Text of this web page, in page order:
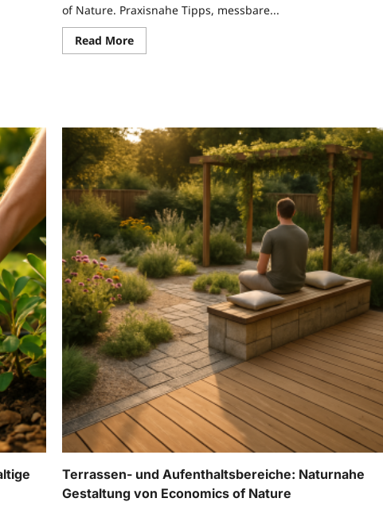
of Nature. Praxisnahe Tipps, messbare...
Read MoreRead
more
of
Nature
Terrassen- und Aufenthaltsbereiche: Naturnahe
Gestaltung von Economics of Nature